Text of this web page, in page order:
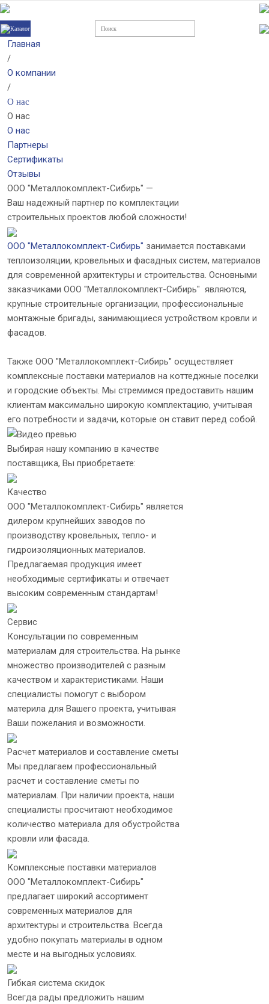
Каталог
Главная
/
О компании
/
О нас
О нас
О нас
Партнеры
Сертификаты
Отзывы
ООО "Металлокомплект-Сибирь" —
Ваш надежный партнер по комплектации
строительных проектов любой сложности!
ООО "Металлокомплект-Сибирь" занимается поставками
теплоизоляции, кровельных и фасадных систем, материалов
для современной архитектуры и строительства. Основными
заказчиками ООО "Металлокомплект-Сибирь" являются,
крупные строительные организации, профессиональные
монтажные бригады, занимающиеся устройством кровли и
фасадов.
Также ООО "Металлокомплект-Сибирь" осуществляет
комплексные поставки материалов на коттеджные поселки
и городские объекты. Мы стремимся предоставить нашим
клиентам максимально широкую комплектацию, учитывая
его потребности и задачи, которые он ставит перед собой.
Выбирая нашу компанию в качестве
поставщика, Вы приобретаете:
Качество
ООО "Металлокомплект-Сибирь" является
дилером крупнейших заводов по
производству кровельных, тепло- и
гидроизоляционных материалов.
Предлагаемая продукция имеет
необходимые сертификаты и отвечает
высоким современным стандартам!
Сервис
Консультации по современным
материалам для строительства. На рынке
множество производителей с разным
качеством и характеристиками. Наши
специалисты помогут с выбором
материла для Вашего проекта, учитывая
Ваши пожелания и возможности.
Расчет материалов и составление сметы
Мы предлагаем профессиональный
расчет и составление сметы по
материалам. При наличии проекта, наши
специалисты просчитают необходимое
количество материала для обустройства
кровли или фасада.
Комплексные поставки материалов
ООО "Металлокомплект-Сибирь"
предлагает широкий ассортимент
современных материалов для
архитектуры и строительства. Всегда
удобно покупать материалы в одном
месте и на выгодных условиях.
Гибкая система скидок
Всегда рады предложить нашим